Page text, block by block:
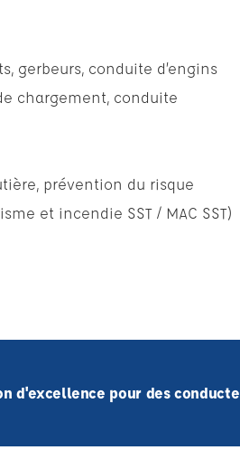
gerbeurs, conduite d’engins
chargement, conduite
prévention du risque
et incendie SST / MAC SST)
d'excellence pour des